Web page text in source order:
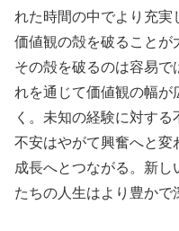
れた時間の中でより充
価値観の殻を破ることが
その殻を破るのは容易で
れを通じて価値観の幅が
く。未知の経験に対す
不安はやがて興奮へと変
成長へとつながる。新
たちの人生はより豊かで